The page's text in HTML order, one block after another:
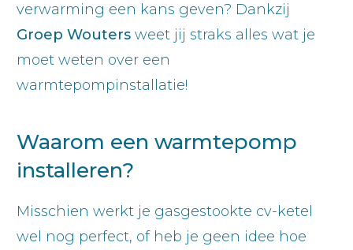
verwarming een kans geven? Dankzij
Groep Wouters weet jij straks alles wat je
moet weten over een
warmtepompinstallatie!
Waarom een warmtepomp
installeren?
Misschien werkt je gasgestookte cv-ketel
wel nog perfect, of heb je geen idee hoe